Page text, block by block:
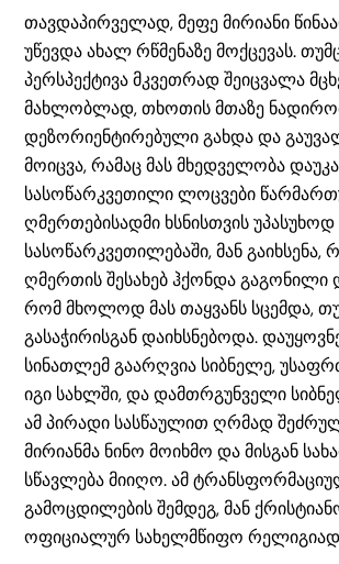
თავდაპირველად, მეფე მირიანი
უწევდა ახალ რწმენაზე მოქცევას.
პერსპექტივა მკვეთრად შეიცვალა
მახლობლად, თხოთის მთაზე
დეზორიენტირებული გახდა და
მოიცვა, რამაც მას მხედველობა
სასოწარკვეთილი ლოცვები
ღმერთებისადმი ხსნისთვის
სასოწარკვეთილებაში, მან გაიხსენა,
ღმერთის შესახებ ჰქონდა გაგონილი
რომ მხოლოდ მას თაყვანს სცემდა,
გასაჭირისგან დაიხსნებოდა.
სინათლემ გაარღვია სიბნელე,
იგი სახლში, და დამთრგუნველი
ამ პირადი სასწაულით ღრმად
მირიანმა ნინო მოიხმო და მისგან
სწავლება მიიღო. ამ
გამოცდილების შემდეგ, მან
ოფიციალურ სახელმწიფო რელიგიად